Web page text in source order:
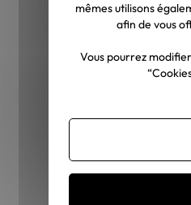
mêmes utilisons
afin de vous
Vous pourrez